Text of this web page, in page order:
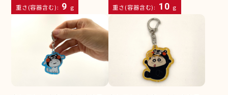
重さ(容器含む): 9 g 重さ(容器含む): 10 g